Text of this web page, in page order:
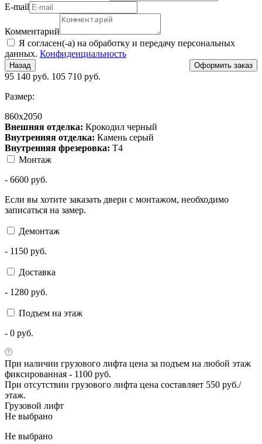
Е-mail
Комментарий
Я согласен(-а) на обработку и передачу персональных
данных. Конфиденциальность
Назад
95 140 руб. 105 710 руб.
Размер:
860х2050
Внешняя отделка: Крокодил черный
Внутренняя отделка: Камень серый
Внутренняя фрезеровка: Т4
Монтаж
- 6600 руб.
Если вы хотите заказать двери с монтажом, необходимо
записаться на замер.
Демонтаж
- 1150 руб.
Доставка
- 1280 руб.
Подъем на этаж
- 0 руб.
При наличии грузового лифта цена за подъем на любой этаж
фиксированная - 1100 руб.
При отсутствии грузового лифта цена составляет 550 руб./
этаж.
Грузовой лифт
Не выбрано
Не выбрано